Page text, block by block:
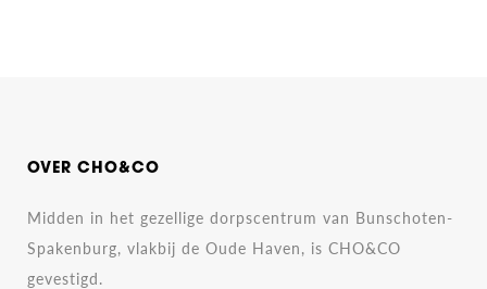
de
OVER CHO&CO
Midden in het gezellige dorpscentrum van Bunschoten-
Spakenburg, vlakbij de Oude Haven, is CHO&CO
gevestigd.